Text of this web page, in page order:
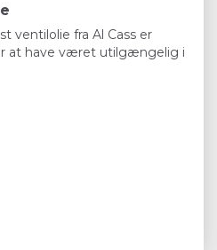
ventilolie fra Al Cass er
at have været utilgængelig i